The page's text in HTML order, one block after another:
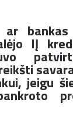
ar
IĮ
jeigu